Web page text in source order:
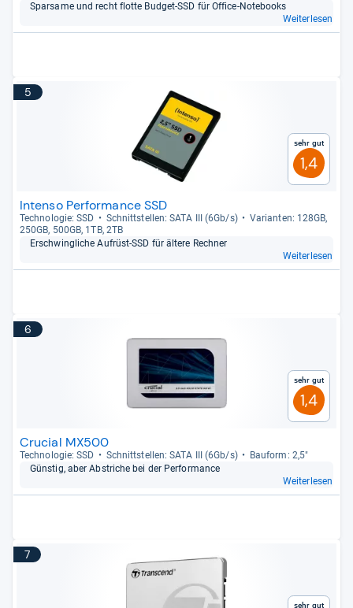
Spar­same und recht flotte Bud­get-​SSD für Office-​Note­books
Weiterlesen
5
Sehr gut
1,4
Intenso Performance SSD
Tech­no­lo­gie: SSD Schnitt­stel­len: SATA III (6Gb/s)
Vari­an­ten: 128GB,
250GB, 500GB, 1TB, 2TB
Erschwing­li­che Auf­rüst-​SSD für ältere Rech­ner
Weiterlesen
6
Sehr gut
1,4
Crucial MX500
Tech­no­lo­gie: SSD Schnitt­stel­len: SATA III (6Gb/s)
Bau­form: 2,5"
Güns­tig, aber Abstri­che bei der Per­for­mance
Weiterlesen
7
Sehr gut